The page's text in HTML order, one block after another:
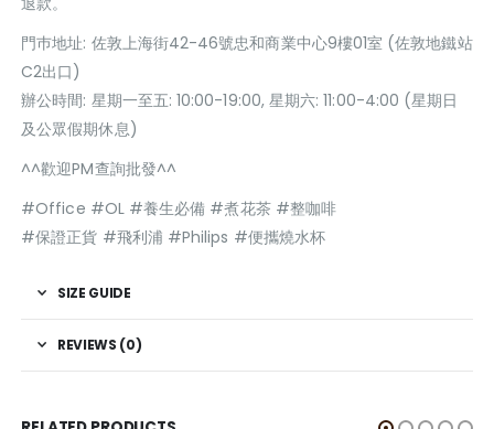
門巿地址: 佐敦上海街42-46號忠和商業中心9樓01室 (佐敦地鐵站
C2出口)
辦公時間: 星期一至五: 10:00-19:00, 星期六: 11:00-4:00 (星期日
及公眾假期休息)
^^歡迎PM查詢批發^^
#Office #OL #養生必備 #煮花茶 #整咖啡
#保證正貨 #飛利浦 #Philips #便攜燒水杯
SIZE GUIDE
REVIEWS (0)